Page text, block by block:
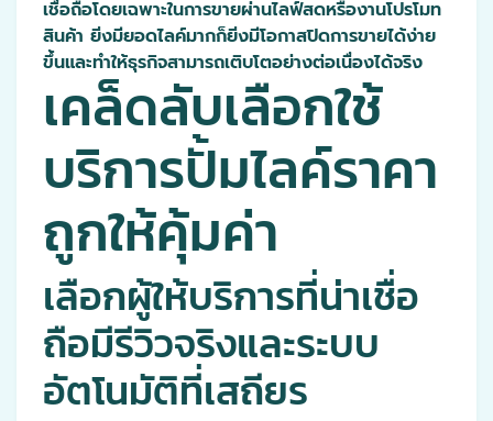
เชื่อถือโดยเฉพาะในการขายผ่านไลฟ์สดหรืองานโปรโมท
สินค้า ยิ่งมียอดไลค์มากก็ยิ่งมีโอกาสปิดการขายได้ง่าย
ขึ้นและทำให้ธุรกิจสามารถเติบโตอย่างต่อเนื่องได้จริง
เคล็ดลับเลือกใช้
บริการปั้มไลค์ราคา
ถูกให้คุ้มค่า
เลือกผู้ให้บริการที่น่าเชื่อ
ถือมีรีวิวจริงและระบบ
อัตโนมัติที่เสถียร